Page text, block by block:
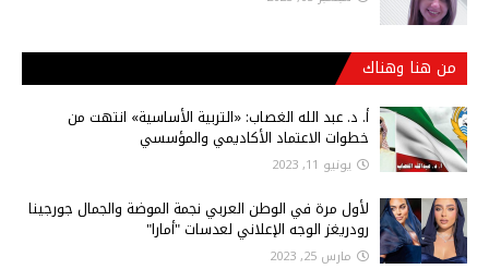
من هنا وهناك
أ‌. د. عبد الله الغصاب: «التربية الأساسية» انتهت من
خطوات الاعتماد الأكاديمي والمؤسسي
يونيو 11, 2023
لأول مرة في الوطن العربي نجمة الموضة والجمال جورجينا
رودريغز الوجه الإعلاني لعدسات "أمارا"
مارس 25, 2023